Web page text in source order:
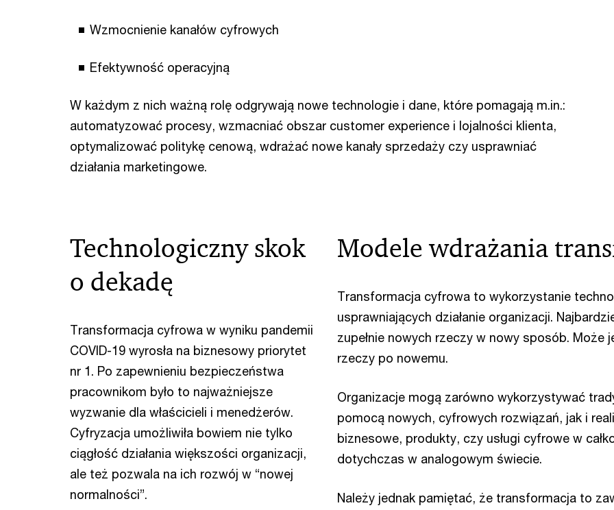
Wzmocnienie kanałów cyfrowych
Efektywność operacyjną
W każdym z nich ważną rolę odgrywają nowe technologie i dane, które pomagają m.in.:
automatyzować procesy, wzmacniać obszar customer experience i lojalności klienta,
optymalizować politykę cenową, wdrażać nowe kanały sprzedaży czy usprawniać
działania marketingowe.
Technologiczny skok
o dekadę
Transformacja cyfrowa w wyniku pandemii
COVID-19 wyrosła na biznesowy priorytet
nr 1. Po zapewnieniu bezpieczeństwa
pracownikom było to najważniejsze
wyzwanie dla właścicieli i menedżerów.
Cyfryzacja umożliwiła bowiem nie tylko
ciągłość działania większości organizacji,
ale też pozwala na ich rozwój w “nowej
normalności”.
Modele wdrażania
Transformacja cyfrowa to wykorzystanie
usprawniających działanie organizacji.
zupełnie nowych rzeczy w nowy sposób.
rzeczy po nowemu.
Organizacje mogą zarówno wykorzystywać
pomocą nowych, cyfrowych rozwiązań, jak i
biznesowe, produkty, czy usługi cyfrowe w
dotychczas w analogowym świecie.
Należy jednak pamiętać, że transformacja to